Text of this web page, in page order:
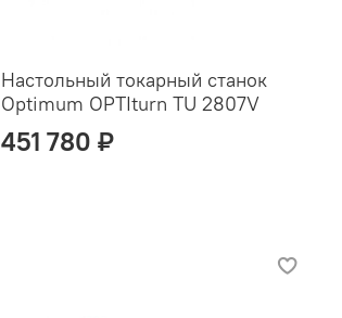
Настольный токарный станок
Optimum OPTIturn TU 2807V
451 780 ₽